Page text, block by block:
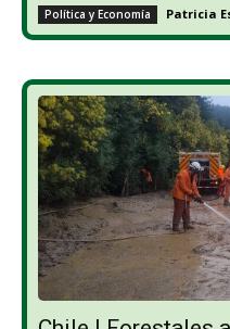
Política y Economía Patricia